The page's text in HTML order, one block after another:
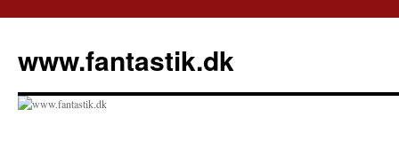
indhold
www.fantastik.dk